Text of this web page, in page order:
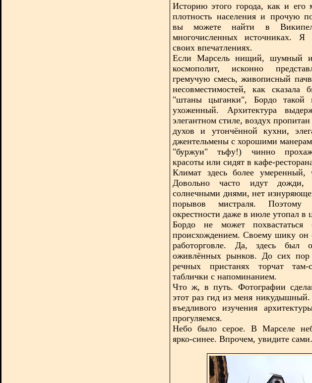
Историю этого города, как и его
плотность населения и прочую
вы можете найти в
многочисленных источниках.
своих впечатлениях.
Если Марсель нищий, шумный и
космополит, исконно
гремучую смесь, живописный
несовместимостей, как сказала
"штаны цыганки", Бордо такой
ухоженный. Архитектура
элегантном стиле, воздух
духов и утончённой кухни,
джентельмены с хорошими
"буржуи" тьфу!) чинно
красоты или сидят в кафе-
Климат здесь более
Довольно часто идут дожди,
солнечными днями, нет
порывов мистраля.
окрестности даже в июле утопал в
Бордо не может похвастаться
происхождением. Своему шику он
работорговле. Да, здесь был
оживлённых рынков. До сих
речных пристанях торчат там-
таблички с напоминанием.
Что ж, в путь. Фотографии
этот раз гид из меня
въедливого изучения
прогуляемся.
Небо было серое. В Марселе
ярко-синее. Впрочем, увидите сами.